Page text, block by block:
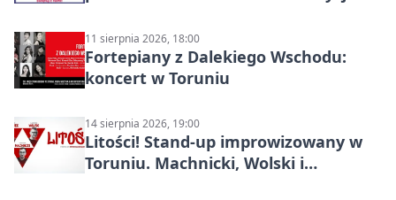
11 sierpnia 2026, 18:00
Fortepiany z Dalekiego Wschodu:
koncert w Toruniu
14 sierpnia 2026, 19:00
Litości! Stand-up improwizowany w
Toruniu. Machnicki, Wolski i